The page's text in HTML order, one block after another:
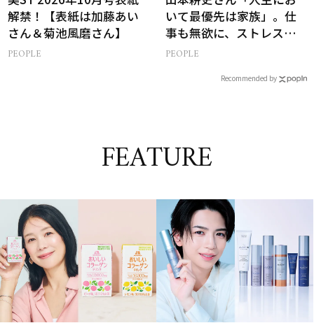
解禁！【表紙は加藤あい
さん＆菊池風磨さん】
PEOPLE
いて最優先は家族」。仕
事も無欲に、ストレスを
溜めない生き方
PEOPLE
Recommended by
FEATURE